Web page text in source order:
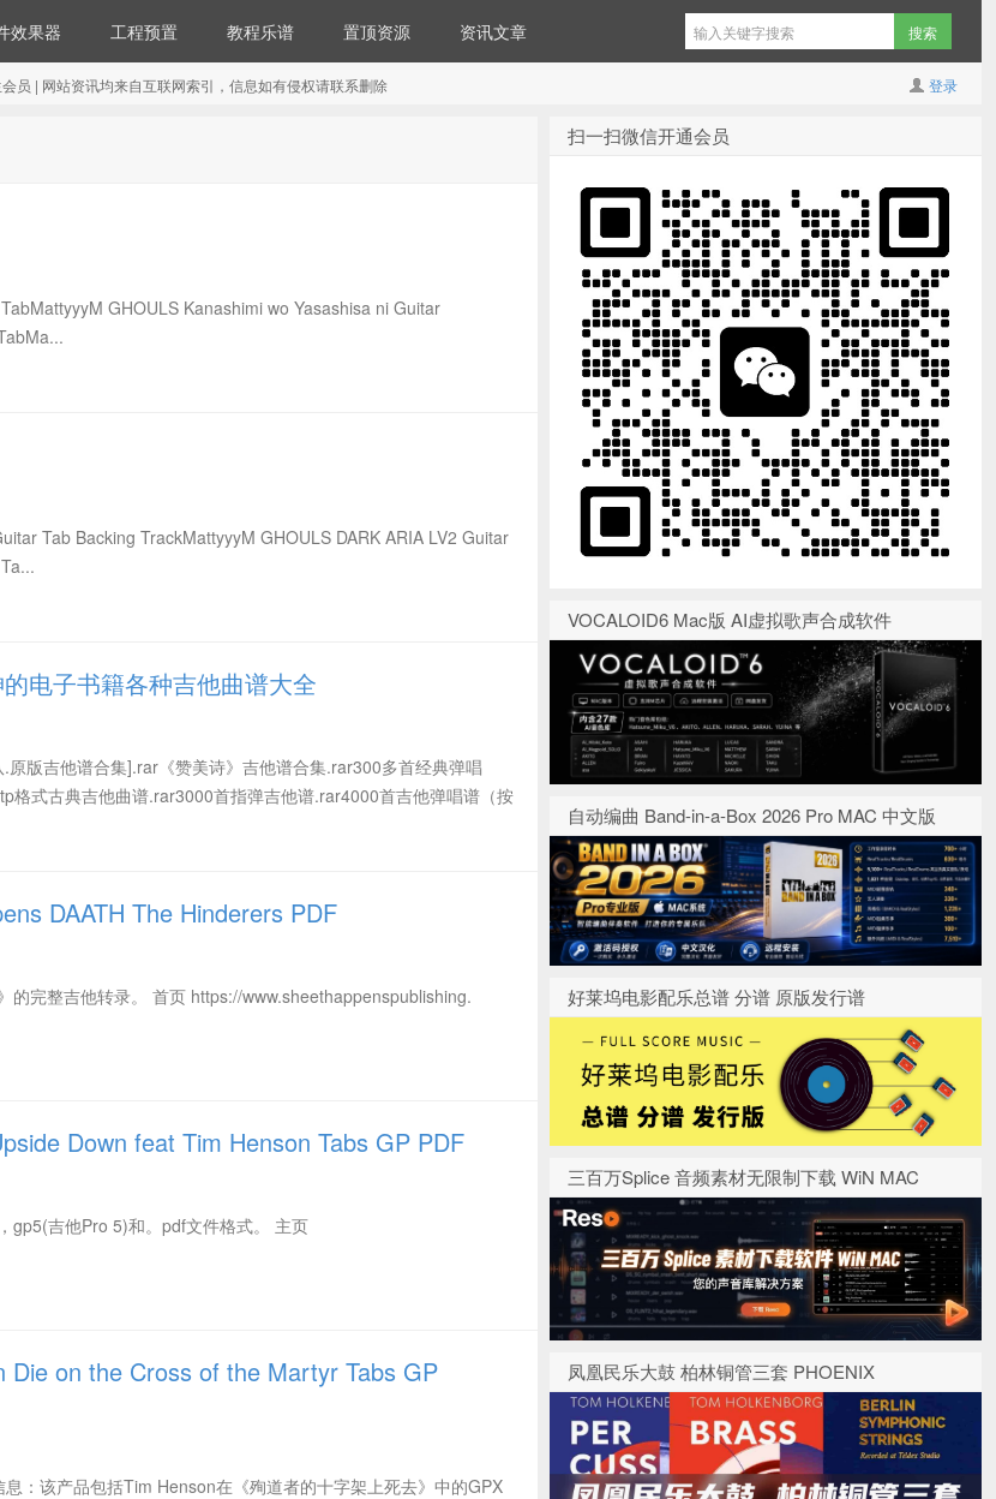
效果器 工程预置 教程乐谱 置顶资源 资讯文章
登录
员 | 网站资讯均来自互联网索引，信息如有侵权请联系删除
GHOULS Kanashimi wo Yasashisa ni Guitar
Tab Backing TrackMattyyyM GHOULS DARK ARIA LV2 Guitar
电子书籍各种吉他曲谱大全
版吉他谱合集].rar《赞美诗》吉他谱合集.rar300多首经典弹唱
格式古典吉他曲谱.rar3000首指弹吉他谱.rar4000首吉他弹唱谱（按
DAATH The Hinderers PDF
的完整吉他转录。 首页 https://www.sheethappenspublishing.
Down feat Tim Henson Tabs GP PDF
gp5(吉他Pro 5)和。pdf文件格式。 主页
Die on the Cross of the Martyr Tabs GP
：该产品包括Tim Henson在《殉道者的十字架上死去》中的GPX
扫一扫微信开通会员
VOCALOID6 Mac版 AI虚拟歌声合成软件
自动编曲 Band-in-a-Box 2026 Pro MAC 中文版
好莱坞电影配乐总谱 分谱 原版发行谱
三百万Splice 音频素材无限制下载 WiN MAC
凤凰民乐大鼓 柏林铜管三套 PHOENIX